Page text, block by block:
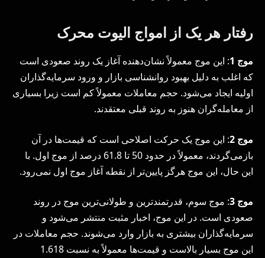
رفتار هر یک از امواج الیوت محرک
موج 1
: این موج معمولاً نشان‌دهنده آغاز یک روند صعودی است
که اغلب به دلیل بهبود روانشناسی بازار و ورود سرمایه‌گذاران
اولیه ایجاد می‌شود. حجم معاملات معمولاً کم است زیرا بسیاری
از معامله‌گران هنوز به روند قبلی معتقدند.
موج 2
: این موج یک حرکت اصلاحی است که قیمت‌ها در آن
بازمی‌گردند، معمولاً در حدود 50 تا 61.8 درصد از موج اول. با
این حال، این موج هرگز پایین‌تر از نقطه آغاز موج اول نمی‌رود.
موج 3
: موج سوم، قدرتمندترین و طولانی‌ترین موج در روند
صعودی است. در این موج، اخبار مثبت منتشر می‌شود و
سرمایه‌گذاران بیشتری به بازار وارد می‌شوند. حجم معاملات در
این موج بسیار بالاست و قیمت‌ها معمولاً به نسبت 1.618